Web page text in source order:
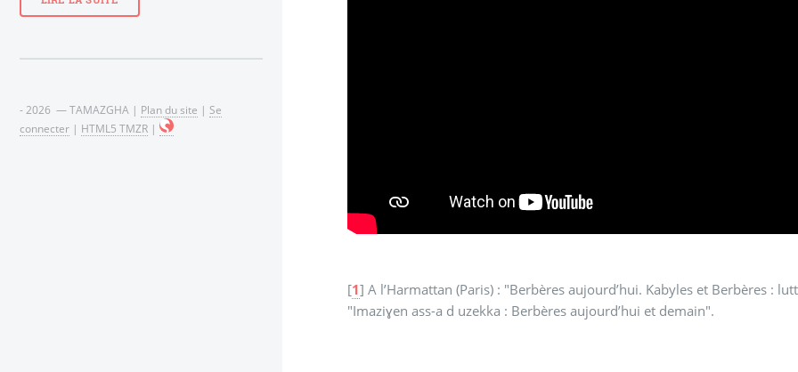
[1]A l’Harmattan (Paris) : "Berbères aujourd’hui. Kabyles et Berbères :
"Imaziɣen ass-a d uzekka : Berbères aujourd’hui et demain".
- 2026 — TAMAZGHA | Plan du site | Se
connecter | HTML5 TMZR |